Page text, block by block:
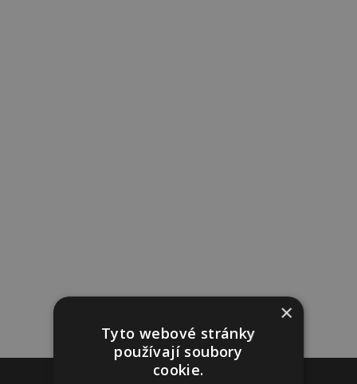
Reklama
×
Tyto webové stránky
používají soubory
cookie.